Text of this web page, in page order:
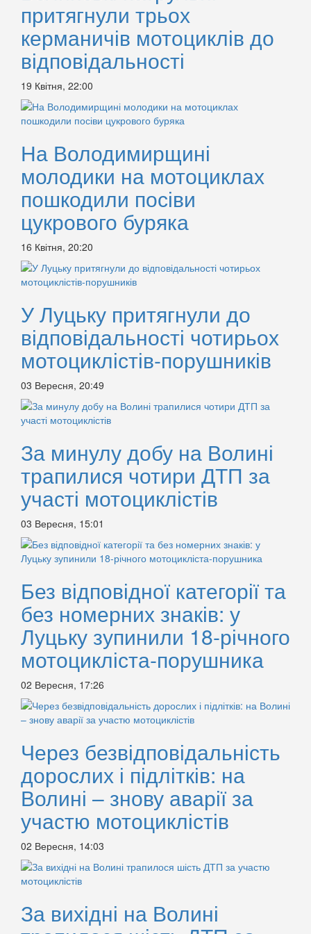
притягнули трьох
керманичів мотоциклів до
відповідальності
19 Квітня, 22:00
На Володимирщині
молодики на мотоциклах
пошкодили посіви
цукрового буряка
16 Квітня, 20:20
У Луцьку притягнули до
відповідальності чотирьох
мотоциклістів-порушників
03 Вересня, 20:49
За минулу добу на Волині
трапилися чотири ДТП за
участі мотоциклістів
03 Вересня, 15:01
Без відповідної категорії та
без номерних знаків: у
Луцьку зупинили 18-річного
мотоцикліста-порушника
02 Вересня, 17:26
Через безвідповідальність
дорослих і підлітків: на
Волині – знову аварії за
участю мотоциклістів
02 Вересня, 14:03
За вихідні на Волині